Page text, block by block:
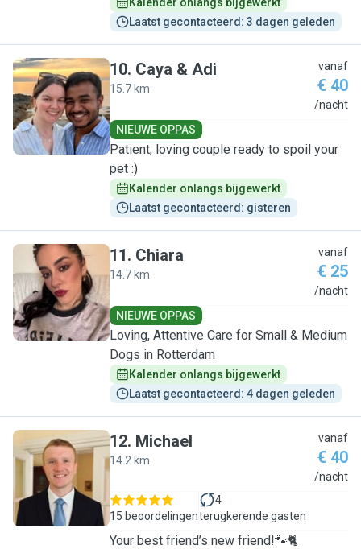
Laatst gecontacteerd: 3 dagen geleden
C
10. Caya & Adi
15.7 km
vanaf
€ 40
/nacht
NIEUWE OPPAS
Patient, loving couple ready to spoil your
pet :)
Kalender onlangs bijgewerkt
Laatst gecontacteerd: gisteren
C
11. Chiara
14.7 km
vanaf
€ 25
/nacht
NIEUWE OPPAS
Loving, Attentive Care for Small & Medium
Dogs in Rotterdam
Kalender onlangs bijgewerkt
Laatst gecontacteerd: 4 dagen geleden
M
12. Michael
14.2 km
vanaf
€ 40
/nacht
15 beoordelingen
4
terugkerende gasten
Your best friend’s new friend!🐾🐈